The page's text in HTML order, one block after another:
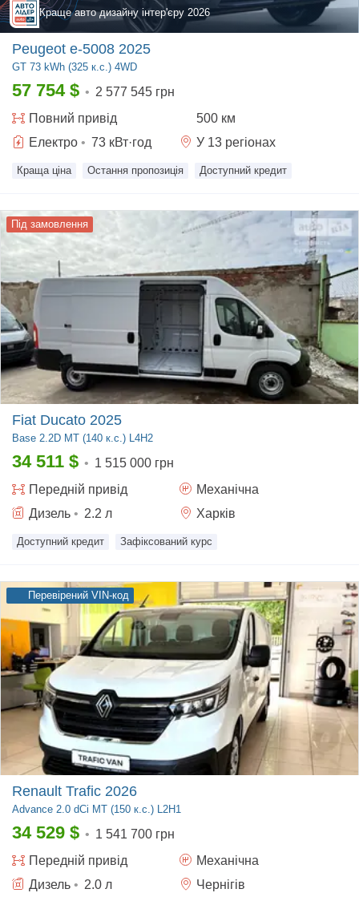
Краще авто дизайну інтер'єру 2026
Peugeot e-5008 2025
GT 73 kWh (325 к.с.) 4WD
57 754$ • 2 577 545 грн
Повний привід
500 км
Електро • 73 кВт·год У 13 регіонах
Краща ціна Остання пропозиція Доступний кредит
Під замовлення
Fiat Ducato 2025
Base 2.2D MT (140 к.с.) L4H2
34 511 $ • 1 515 000 грн
Передній привід
Механічна
Дизель • 2.2 л Харків
Доступний кредит Зафіксований курс
Перевірений VIN-код
Renault Trafic 2026
Advance 2.0 dCi MT (150 к.с.) L2H1
34 529 $ • 1 541 700 грн
Передній привід
Механічна
Дизель • 2.0 л Чернігів